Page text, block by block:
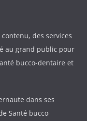
des services
au grand public pour
bucco-dentaire et
dans ses
Santé bucco-